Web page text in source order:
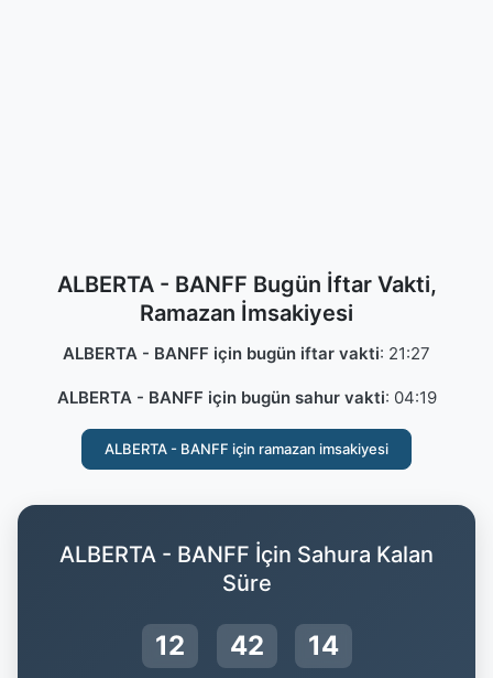
ALBERTA - BANFF Bugün İftar Vakti,
Ramazan İmsakiyesi
ALBERTA - BANFF için bugün iftar vakti: 21:27
ALBERTA - BANFF için bugün sahur vakti: 04:19
ALBERTA - BANFF için ramazan imsakiyesi
ALBERTA - BANFF İçin Sahura Kalan
Süre
12 42 13